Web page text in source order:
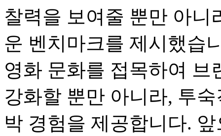
찰력을 보여줄 뿐만 아니
운 벤치마크를 제시했습
영화 문화를 접목하여 브
강화할 뿐만 아니라, 투
박 경험을 제공합니다.